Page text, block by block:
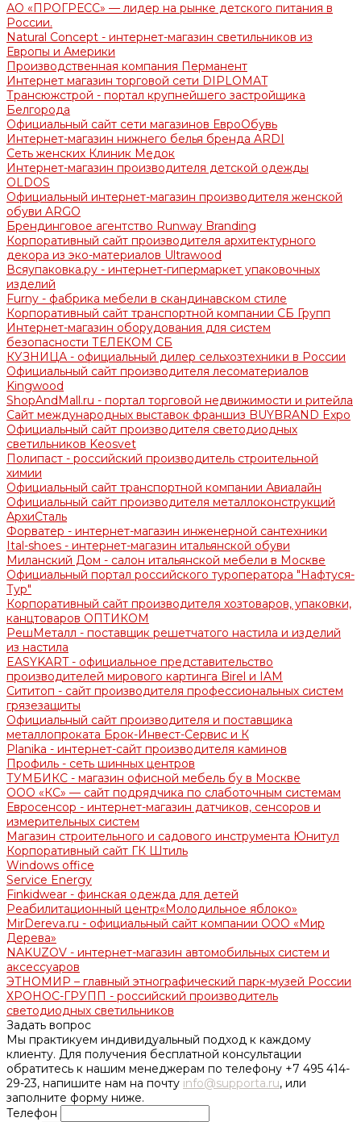
АО «ПРОГРЕСС» — лидер на рынке детского питания в
России.
Natural Concept - интернет-магазин светильников из
Европы и Америки
Производственная компания Перманент
Интернет магазин торговой сети DIPLOMAT
Трансюжстрой - портал крупнейшего застройщика
Белгорода
Официальный сайт сети магазинов ЕвроОбувь
Интернет-магазин нижнего белья бренда ARDI
Сеть женских Клиник Медок
Интернет-магазин производителя детской одежды
OLDOS
Официальный интернет-магазин производителя женской
обуви ARGO
Брендинговое агентство Runway Branding
Корпоративный сайт производителя архитектурного
декора из эко-материалов Ultrawood
Всяупаковка.ру - интернет-гипермаркет упаковочных
изделий
Furny - фабрика мебели в скандинавском стиле
Корпоративный сайт транспортной компании СБ Групп
Интернет-магазин оборудования для систем
безопасности ТЕЛЕКОМ СБ
КУЗНИЦА - официальный дилер сельхозтехники в России
Официальный сайт производителя лесоматериалов
Kingwood
ShopAndMall.ru - портал торговой недвижимости и ритейла
Сайт международных выставок франшиз BUYBRAND Expo
Официальный сайт производителя светодиодных
светильников Keosvet
Полипаст - российский производитель строительной
химии
Официальный сайт транспортной компании Авиалайн
Официальный сайт производителя металлоконструкций
АрхиСталь
Форватер - интернет-магазин инженерной сантехники
Ital-shoes - интернет-магазин итальянской обуви
Миланский Дом - салон итальянской мебели в Москве
Официальный портал российского туроператора "Нафтуся-
Тур"
Корпоративный сайт производителя хозтоваров, упаковки,
канцтоваров ОПТИКОМ
РешМеталл - поставщик решетчатого настила и изделий
из настила
EASYKART - официальное представительство
производителей мирового картинга Birel и IAM
Сититоп - сайт производителя профессиональных систем
грязезащиты
Официальный сайт производителя и поставщика
металлопроката Брок-Инвест-Сервис и К
Planika - интернет-сайт производителя каминов
Профиль - сеть шинных центров
ТУМБИКС - магазин офисной мебель бу в Москве
ООО «КС» — сайт подрядчика по слаботочным системам
Евросенсор - интернет-магазин датчиков, сенсоров и
измерительных систем
Магазин строительного и садового инструмента Юнитул
Корпоративный сайт ГК Штиль
Windows office
Service Energy
Finkidwear - финская одежда для детей
Реабилитационный центр«Молодильное яблоко»
MirDereva.ru - официальный сайт компании ООО «Мир
Дерева»
NAKUZOV - интернет-магазин автомобильных систем и
аксессуаров
ЭТНОМИР – главный этнографический парк-музей России
ХРОНОС-ГРУПП - российский производитель
светодиодных светильников
Задать вопрос
Мы практикуем индивидуальный подход к каждому
клиенту. Для получения бесплатной консультации
обратитесь к нашим менеджерам по телефону +7 495 414-
29-23, напишите нам на почту info@supporta.ru, или
заполните форму ниже.
Телефон